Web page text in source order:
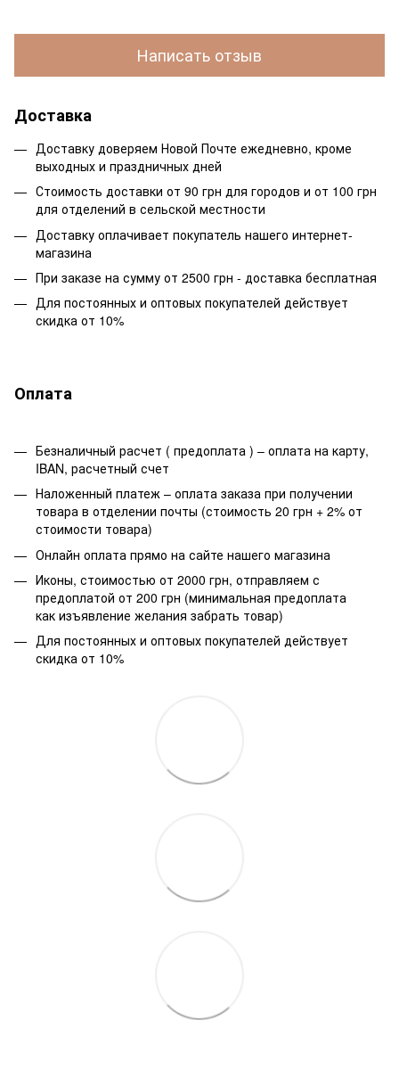
Написать отзыв
Доставка
Доставку доверяем Новой Почте ежедневно, кроме
выходных и праздничных дней
Стоимость доставки от 90 грн для городов и от 100 грн
для отделений в сельской местности
Доставку оплачивает покупатель нашего интернет-
магазина
При заказе на сумму от 2500 грн - доставка бесплатная
Для постоянных и оптовых покупателей действует
скидка от 10%
Оплата
Безналичный расчет ( предоплата ) – оплата на карту,
IBAN, расчетный счет
Наложенный платеж – оплата заказа при получении
товара в отделении почты (стоимость 20 грн + 2% от
стоимости товара)
Онлайн оплата прямо на сайте нашего магазина
Иконы, стоимостью от 2000 грн, отправляем с
предоплатой от 200 грн (минимальная предоплата
как изъявление желания забрать товар)
Для постоянных и оптовых покупателей действует
скидка от 10%